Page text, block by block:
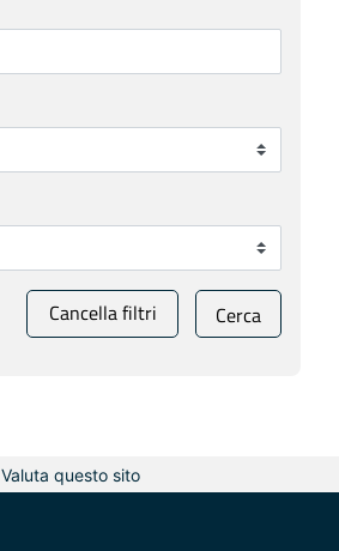
Cancella filtri Cerca
Valuta questo sito